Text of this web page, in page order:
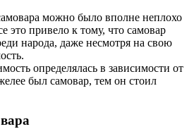
можно было вполне неплохо
это привело к тому, что самовар
народа, даже несмотря на свою
определялась в зависимости от
был самовар, тем он стоил